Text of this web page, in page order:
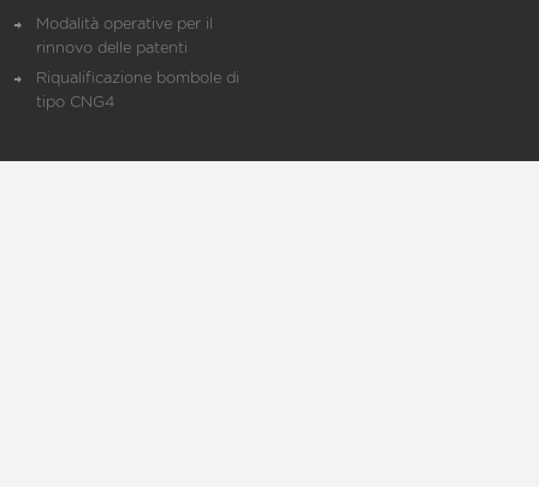
Modalità operative per il
rinnovo delle patenti
Riqualificazione bombole di
tipo CNG4